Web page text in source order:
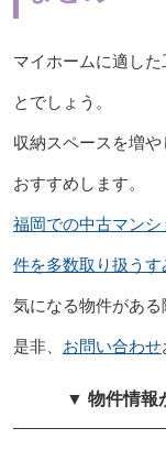
マイホームに適し
とでしょう。
収納スペースを増
おすすめします。
福岡での中古マン
件を多数取り扱うす
気になる物件がある
是⾮、 お問い合わせ
▼ 物件情報